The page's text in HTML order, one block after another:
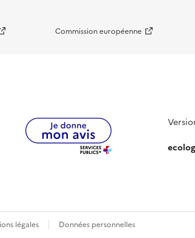
Commission européenne
légales Données personnelles